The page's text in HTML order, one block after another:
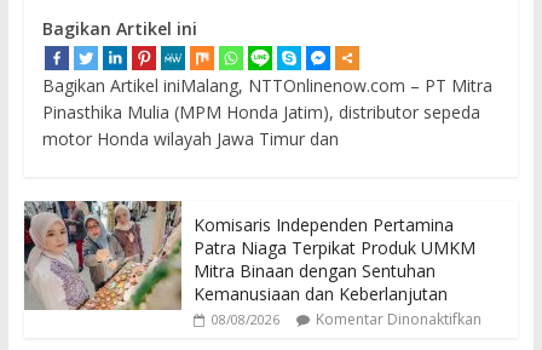
Bagikan Artikel ini
Bagikan Artikel iniMalang, NTTOnlinenow.com – PT Mitra
Pinasthika Mulia (MPM Honda Jatim), distributor sepeda
motor Honda wilayah Jawa Timur dan
Komisaris Independen Pertamina
Patra Niaga Terpikat Produk UMKM
Mitra Binaan dengan Sentuhan
Kemanusiaan dan Keberlanjutan
08/08/2026 Komentar Dinonaktifkan